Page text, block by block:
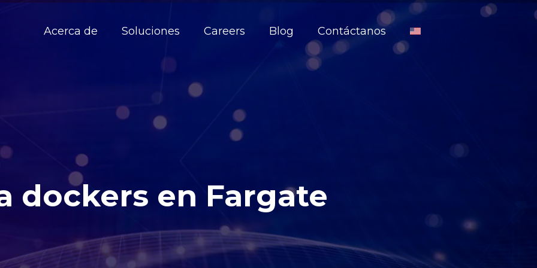
Acerca de Soluciones Careers Blog Contáctanos
dockers en Fargate